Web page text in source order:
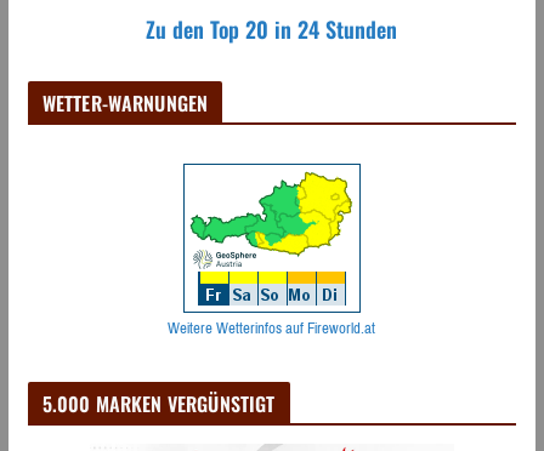
Zu den Top 20 in 24 Stunden
WETTER-WARNUNGEN
Weitere Wetterinfos auf Fireworld.at
5.000 MARKEN VERGÜNSTIGT